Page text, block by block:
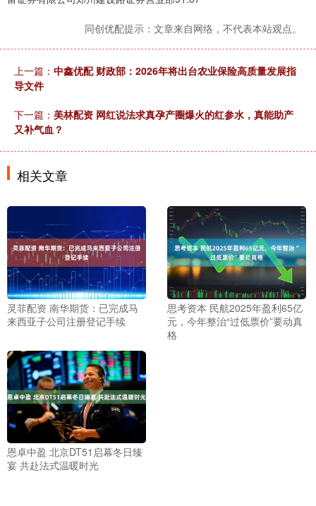
同创优配提示：文章来自网络，不代表本站观点。
上一篇： 中鑫优配 财政部：2026年将出台农业保险高质量发展指
导文件
下一篇： 美林配资 网红说法求真孕产圈爆火的红参水，真能助产
又补气血？
相关文章
灵菲配资 南华期货：已完成马
来西亚子公司注册登记手续
思考资本 民航2025年盈利65亿
元，今年整治“过低票价”要动真
格
恩卓中盈 北京DT51启幕冬日臻
宴 共赴法式温暖时光